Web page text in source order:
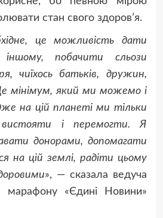
стан свого здоров’я.
це можливість дати
побачити сльози
чиїхось батьків, дружин,
мінімум, який ми можемо і
на цій планеті ми тільки
і перемогти. Я
донорами, допомагати
на цій землі, радіти цьому
», — сказала ведуча
марафону «Єдині Новини»